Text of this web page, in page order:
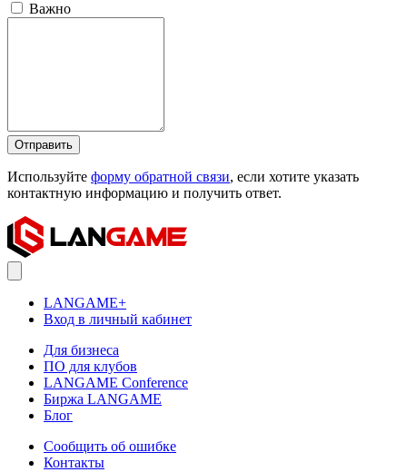
Важно
Отправить
Используйте форму обратной связи, если хотите указать
контактную информацию и получить ответ.
LANGAME+
Вход в личный кабинет
Для бизнеса
ПО для клубов
LANGAME Conference
Биржа LANGAME
Блог
Сообщить об ошибке
Контакты